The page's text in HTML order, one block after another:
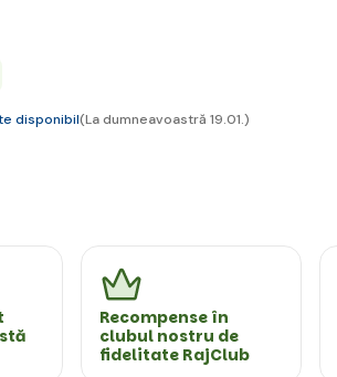
disponibil(La dumneavoastră 19.01.)
Recompense în
clubul nostru de
fidelitate RajClub